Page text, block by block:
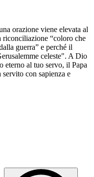
orazione viene elevata al
riconciliazione “coloro che
guerra” e perché il
celeste". A Dio
eterno al tuo servo, il Papa
con sapienza e